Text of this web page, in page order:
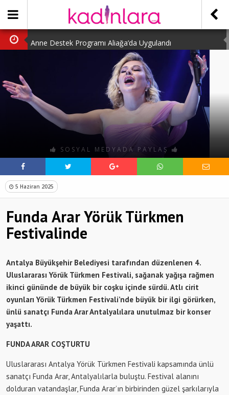
Anne Destek Programı Aliağa’da Uygulandı
Türk Halk Oyunları Topluluğu Büyüledi
Kübra Kuş “Kadınlar Sporda Öncü ve Güçlü”
Çocuklara Özel Kaplumbağa Etkinliği
Kübra Engellilere Umut Oluyor
SOSYAL MEDYADA PAYLAŞ
5 Haziran 2025
Funda Arar Yörük Türkmen
Festivalinde
Antalya Büyükşehir Belediyesi tarafından düzenlenen 4.
Uluslararası Yörük Türkmen Festivali, sağanak yağışa rağmen
ikinci gününde de büyük bir coşku içinde sürdü. Atlı cirit
oyunları Yörük Türkmen Festivali’nde büyük bir ilgi görürken,
ünlü sanatçı Funda Arar Antalyalılara unutulmaz bir konser
yaşattı.
FUNDA ARAR COŞTURTU
Uluslararası Antalya Yörük Türkmen Festivali kapsamında ünlü
sanatçı Funda Arar, Antalyalılarla buluştu. Festival alanını
dolduran vatandaşlar, Funda Arar’ın birbirinden güzel şarkılarıyla